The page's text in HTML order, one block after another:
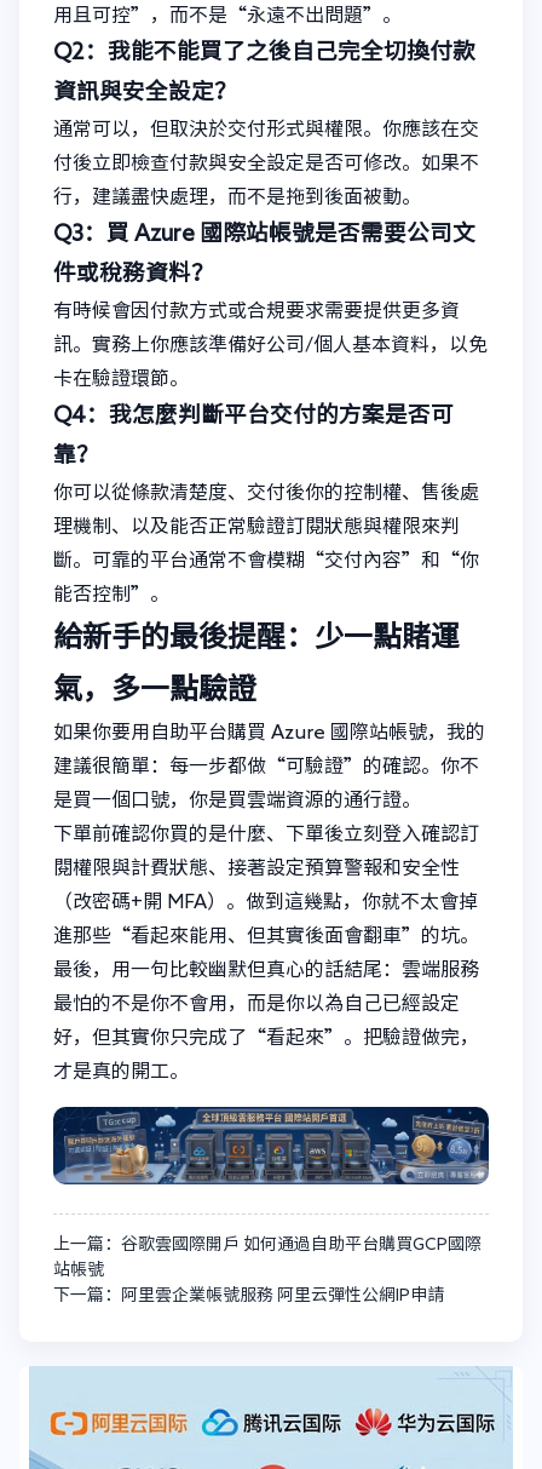
用且可控”，而不是“永遠不出問題”。
Q2：我能不能買了之後自己完全切換付款
資訊與安全設定？
通常可以，但取決於交付形式與權限。你應該在交
付後立即檢查付款與安全設定是否可修改。如果不
行，建議盡快處理，而不是拖到後面被動。
Q3：買 Azure 國際站帳號是否需要公司文
件或稅務資料？
有時候會因付款方式或合規要求需要提供更多資
訊。實務上你應該準備好公司/個人基本資料，以免
卡在驗證環節。
Q4：我怎麼判斷平台交付的方案是否可
靠？
你可以從條款清楚度、交付後你的控制權、售後處
理機制、以及能否正常驗證訂閱狀態與權限來判
斷。可靠的平台通常不會模糊“交付內容”和“你
能否控制”。
給新手的最後提醒：少一點賭運
氣，多一點驗證
如果你要用自助平台購買 Azure 國際站帳號，我的
建議很簡單：每一步都做“可驗證”的確認。你不
是買一個口號，你是買雲端資源的通行證。
下單前確認你買的是什麼、下單後立刻登入確認訂
閱權限與計費狀態、接著設定預算警報和安全性
（改密碼+開 MFA）。做到這幾點，你就不太會掉
進那些“看起來能用、但其實後面會翻車”的坑。
最後，用一句比較幽默但真心的話結尾：雲端服務
最怕的不是你不會用，而是你以為自己已經設定
好，但其實你只完成了“看起來”。把驗證做完，
才是真的開工。
上一篇：谷歌雲國際開戶 如何通過自助平台購買GCP國際
站帳號
下一篇：阿里雲企業帳號服務 阿里云彈性公網IP申請